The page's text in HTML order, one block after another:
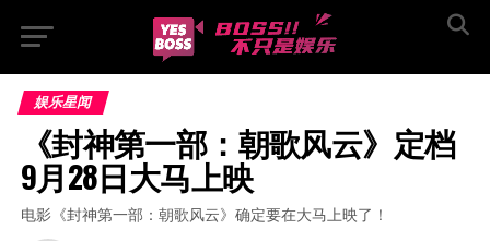
娱乐星闻
《封神第一部：朝歌风云》定档
9月28日大马上映
电影《封神第一部：朝歌风云》确定要在大马上映了！